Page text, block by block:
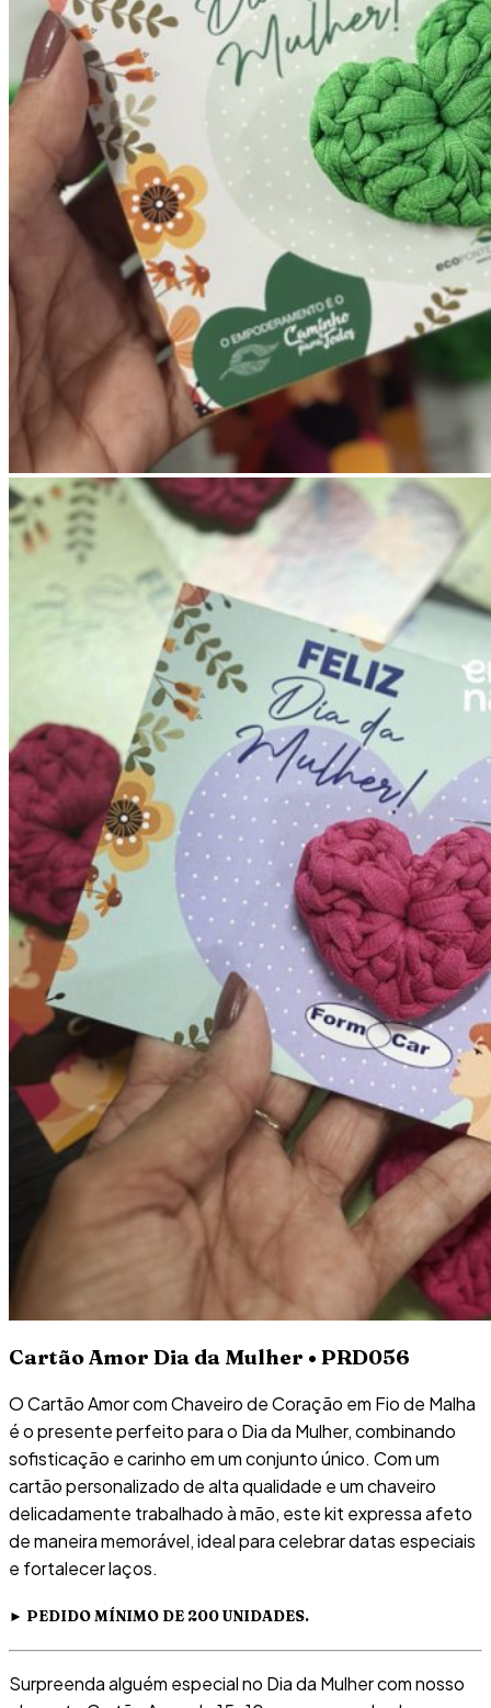
Cartão Amor Dia da Mulher • PRD056
O Cartão Amor com Chaveiro de Coração em Fio de Malha
é o presente perfeito para o Dia da Mulher, combinando
sofisticação e carinho em um conjunto único. Com um
cartão personalizado de alta qualidade e um chaveiro
delicadamente trabalhado à mão, este kit expressa afeto
de maneira memorável, ideal para celebrar datas especiais
e fortalecer laços.
► PEDIDO MÍNIMO DE 200 UNIDADES.
Surpreenda alguém especial no Dia da Mulher com nosso